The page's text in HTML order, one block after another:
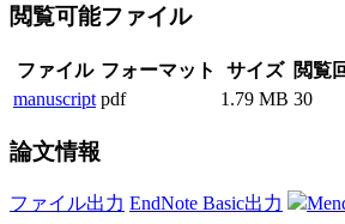
閲覧可能ファイル
ファイル フォーマット サイズ 閲覧
manuscript pdf 1.79 MB 30
論文情報
ファイル出力 EndNote Basic出力